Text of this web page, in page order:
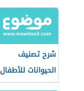
شرح تصنيف
الحيوانات للأطفال